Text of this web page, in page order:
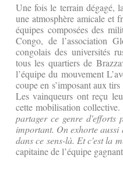
Une fois le terrain dégagé,
une atmosphère amicale et
équipes composées des
Congo, de l’association
congolais des universités
tous les quartiers de
l’équipe du mouvement
coupe en s’imposant aux
Les vainqueurs ont reçu
cette mobilisation collective.
partager ce genre d'efforts
important. On exhorte
dans ce sens-là. Et c'est la
capitaine de l’équipe